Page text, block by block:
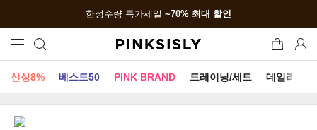
한정수량 특가세일 ~70% 최대 할인
신상8% 베스트50 PINK BRAND 트레이닝/세트 데일리세트